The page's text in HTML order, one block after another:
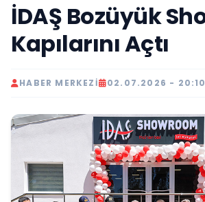
İDAŞ Bozüyük
Kapılarını Açtı
HABER MERKEZI 02.07.2026 - 20:10